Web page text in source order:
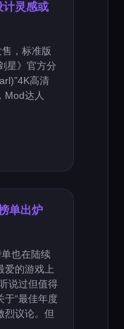
计灵感或
售，标准版
星》官方分
高清
Mod达人
单出炉
也在陆续
爱的游戏上
说过但值得
于“最佳年度
烈议论。但